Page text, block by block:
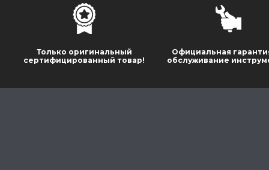
Только оригинальный
сертифицированный товар!
Официальная
обслуживание